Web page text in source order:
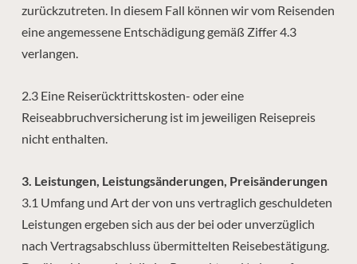
zurückzutreten. In diesem Fall können wir vom Reisenden
eine angemessene Entschädigung gemäß Ziffer 4.3
verlangen.
2.3 Eine Reiserücktrittskosten- oder eine
Reiseabbruchversicherung ist im jeweiligen Reisepreis
nicht enthalten.
3. Leistungen, Leistungsänderungen, Preisänderungen
3.1 Umfang und Art der von uns vertraglich geschuldeten
Leistungen ergeben sich aus der bei oder unverzüglich
nach Vertragsabschluss übermittelten Reisebestätigung.